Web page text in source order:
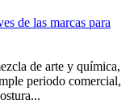
de las marcas para
de arte y química,
periodo comercial,